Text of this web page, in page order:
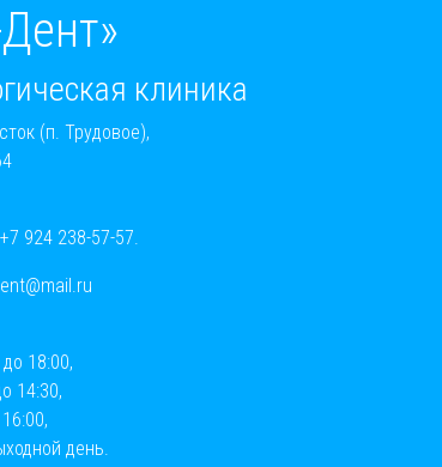
клиника
(п. Трудовое),
+7 924 238-57-57
18:00,
14:30,
день.